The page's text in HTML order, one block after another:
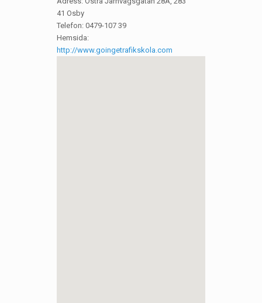
41 Osby
Telefon: 0479-107 39
Hemsida:
http://www.goingetrafikskola.com